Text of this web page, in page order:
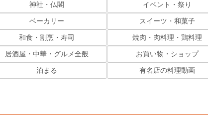
神社・仏閣 イベント・祭り
ベーカリー スイーツ・和菓子
和食・割烹・寿司 焼肉・肉料理・鶏料理
居酒屋・中華・グルメ全般 お買い物・ショップ
泊まる 有名店の料理動画